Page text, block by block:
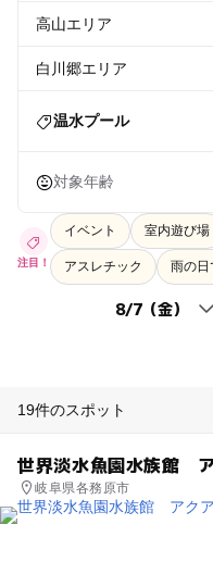
高山エリア
白川郷エリア
温水プール
対象年齢
注目！
イベント 室内遊び場
アスレチック 雨の日
19件のスポット
世界淡水魚園水族館
岐阜県各務原市